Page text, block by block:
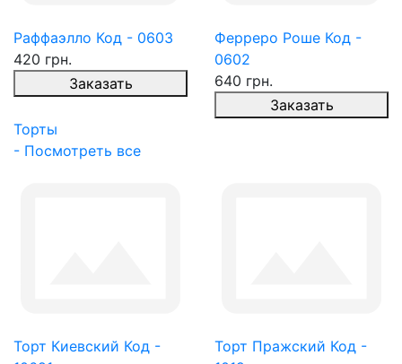
Раффаэлло Код - 0603
420 грн.
Заказать
Ферреро Роше Код -
0602
640 грн.
Заказать
Торты
- Посмотреть все
Торт Киевский Код -
Торт Пражский Код -